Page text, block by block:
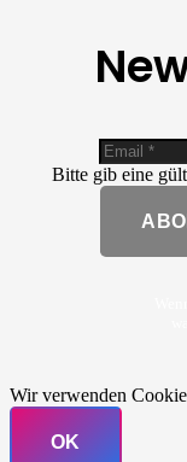
Bitte gib eine
Wir verwenden
OK